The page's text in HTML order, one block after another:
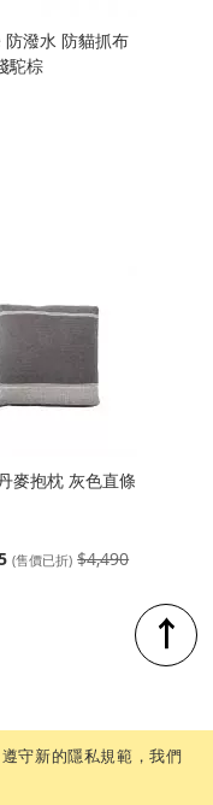
守新的隱私規範，我們
防潑水 防貓抓布
駝棕
麥抱枕 灰色直條
(售價已折) $4,490
↑